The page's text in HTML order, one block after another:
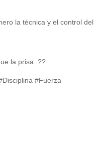
la técnica y el control del
la prisa. ??
#Fuerza